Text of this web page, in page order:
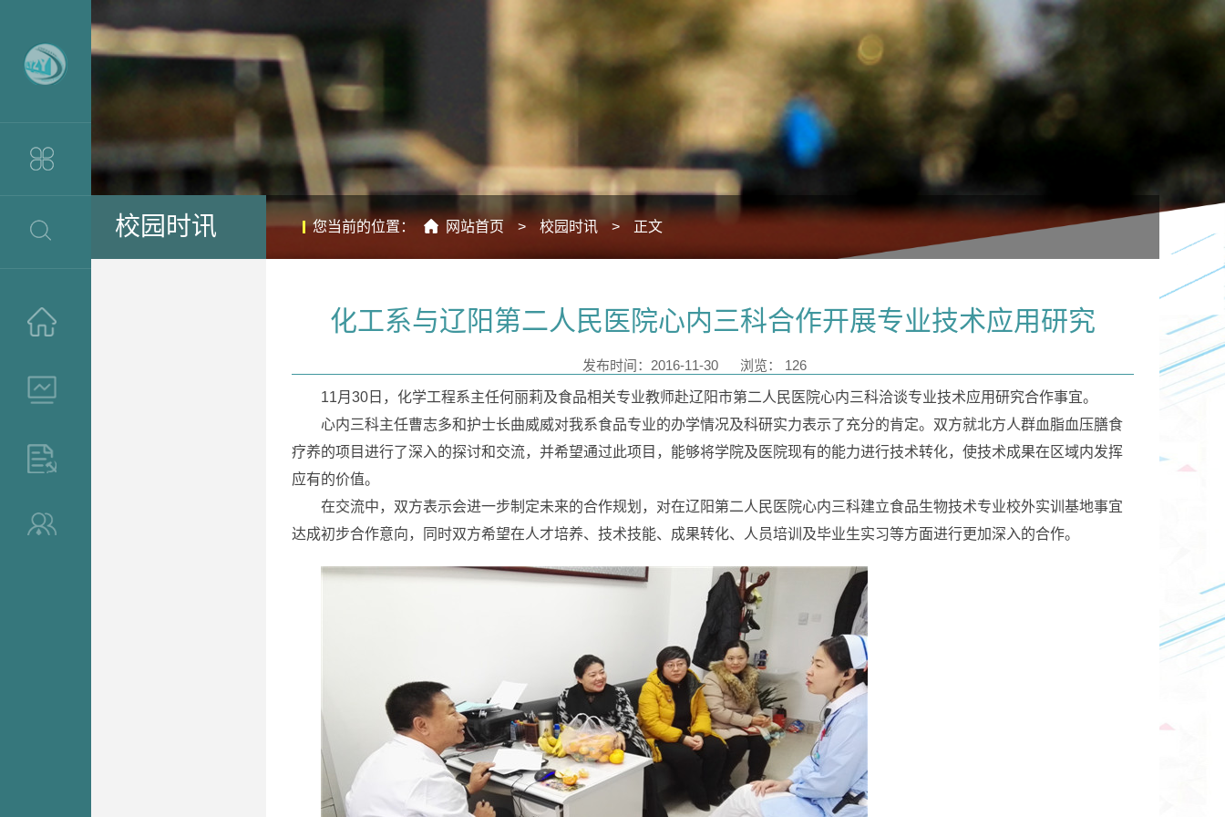
校园时讯 您当前的位置： 网站首页 > 校园时讯 > 正文
化工系与辽阳第二人民医院心内三科合作开展专业技术应用研究
发布时间：2016-11-30 浏览： 126
11月30日，化学工程系主任何丽莉及食品相关专业教师赴辽阳市第二人民医院心内三科洽谈专业技术应用研究合作事宜。
心内三科主任曹志多和护士长曲威威对我系食品专业的办学情况及科研实力表示了充分的肯定。双方就北方人群血脂血压膳食
疗养的项目进行了深入的探讨和交流，并希望通过此项目，能够将学院及医院现有的能力进行技术转化，使技术成果在区域内发挥
应有的价值。
在交流中，双方表示会进一步制定未来的合作规划，对在辽阳第二人民医院心内三科建立食品生物技术专业校外实训基地事宜
达成初步合作意向，同时双方希望在人才培养、技术技能、成果转化、人员培训及毕业生实习等方面进行更加深入的合作。